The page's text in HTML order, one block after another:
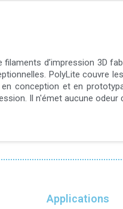
filaments d’impression 3D
PolyLite couvre
conception et en
Il n'émet aucune
Applications